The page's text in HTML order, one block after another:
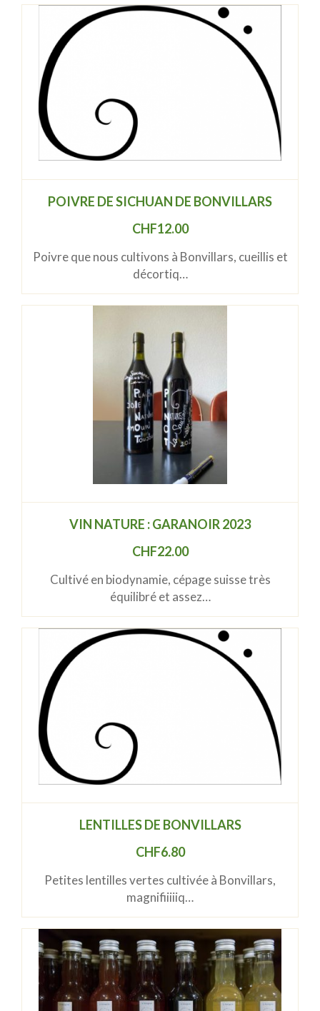
POIVRE DE SICHUAN DE BONVILLARS
CHF12.00
Poivre que nous cultivons à Bonvillars, cueillis et
décortiq…
VIN NATURE : GARANOIR 2023
CHF22.00
Cultivé en biodynamie, cépage suisse très
équilibré et assez…
LENTILLES DE BONVILLARS
CHF6.80
Petites lentilles vertes cultivée à Bonvillars,
magnifiiiiiq…